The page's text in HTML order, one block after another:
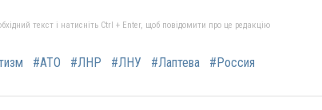
текст і натисніть Ctrl + Enter, щоб повідомити про це редакцію
#АТО #ЛНР #ЛНУ #Лаптева #Россия